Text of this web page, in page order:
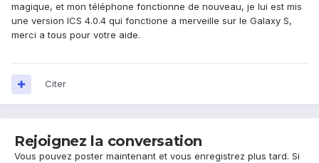
magique, et mon téléphone fonctionne de nouveau, je lui est mis
une version ICS 4.0.4 qui fonctione a merveille sur le Galaxy S,
merci a tous pour votre aide.
Citer
Rejoignez la conversation
Vous pouvez poster maintenant et vous enregistrez plus tard. Si